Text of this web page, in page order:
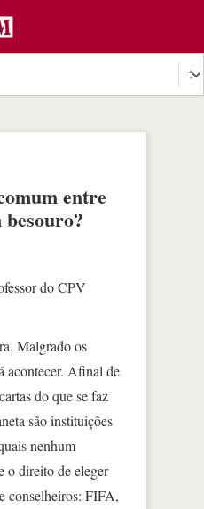
entre
do CPV
Malgrado os
acontecer. Afinal de
do que se faz
são instituições
nenhum
o direito de eleger
conselheiros: FIFA,